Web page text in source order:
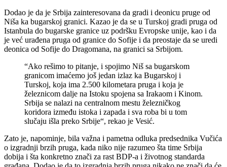
Dodao je da je Srbija zainteresovana da gradi i deonicu pruge od
Niša ka bugarskoj granici. Kazao je da se u Turskoj gradi pruga od
Istanbula do bugarske granice uz podršku Evropske unije, kao i da
je već urađena pruga od granice do Sofije i da preostaje da se uredi
deonica od Sofije do Dragomana, na granici sa Srbijom.
“Ako rešimo to pitanje, i spojimo Niš sa bugarskom
granicom imaćemo još jedan izlaz ka Bugarskoj i
Turskoj, koja ima 2.500 kilometara pruga i koja je
železnicom dalje na Istoku spojena sa Irakaom i Kinom.
Srbija se nalazi na centralnom mestu železničkog
koridora između istoka i zapada i sva roba bi u tom
slučaju išla preko Srbije“, rekao je Vesić.
Zato je, napominje, bila važna i pametna odluka predsednika Vučića
o izgradnji brzih pruga, kada niko nije razumeo šta time Srbija
dobija i šta konkretno znači za rast BDP-a i životnog standarda